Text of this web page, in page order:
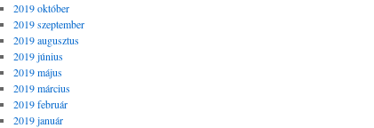
2019 október
2019 szeptember
2019 augusztus
2019 június
2019 május
2019 március
2019 február
2019 január